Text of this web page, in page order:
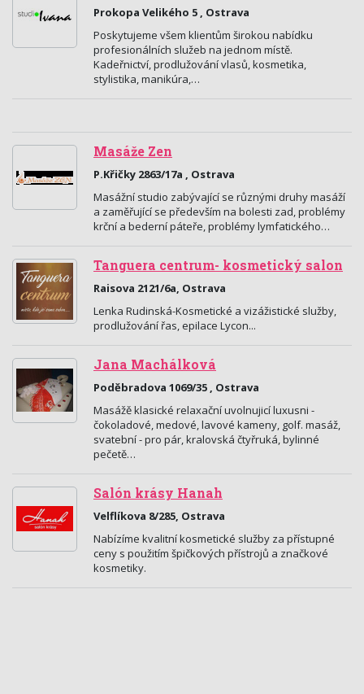
Prokopa Velikého 5 , Ostrava
Poskytujeme všem klientům širokou nabídku
profesionálních služeb na jednom místě.
Kadeřnictví, prodlužování vlasů, kosmetika,
stylistika, manikúra,…
Masáže Zen
P.Křičky 2863/17a , Ostrava
Masážní studio zabývající se různými druhy masáží
a zaměřující se především na bolesti zad, problémy
krční a bederní páteře, problémy lymfatického…
Tanguera centrum- kosmetický salon
Raisova 2121/6a, Ostrava
Lenka Rudinská-Kosmetické a vizážistické služby,
prodlužování řas, epilace Lycon...
Jana Machálková
Poděbradova 1069/35 , Ostrava
Masážě klasické relaxační uvolnujicí luxusni -
čokoladové, medové, lavové kameny, golf. masáž,
svatební - pro pár, kralovská čtyřruká, bylinné
pečetě…
Salón krásy Hanah
Velflíkova 8/285, Ostrava
Nabízíme kvalitní kosmetické služby za přístupné
ceny s použitím špičkových přístrojů a značkové
kosmetiky.